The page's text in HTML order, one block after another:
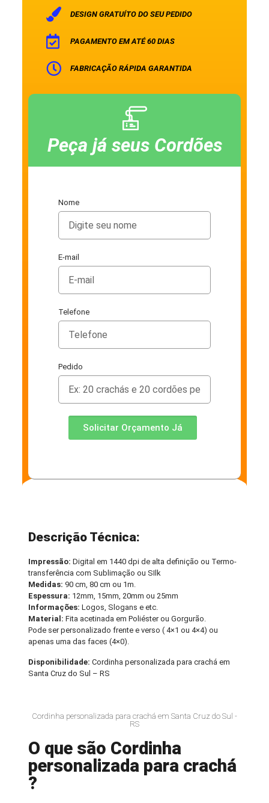
DESIGN GRATUÍTO DO SEU PEDIDO
PAGAMENTO EM ATÉ 60 DIAS
FABRICAÇÃO RÁPIDA GARANTIDA
Peça já seus Cordões
Nome
E-mail
Telefone
Pedido
Solicitar Orçamento Já
Descrição Técnica:
Impressão: Digital em 1440 dpi de alta definição ou Termo-
transferência com Sublimação ou SIlk
Medidas: 90 cm, 80 cm ou 1m.
Espessura: 12mm, 15mm, 20mm ou 25mm
Informações:Logos, Slogans e etc.
Material: Fita acetinada em Poliéster ou Gorgurão.
Pode ser personalizado frente e verso ( 4×1 ou 4×4) ou
apenas uma das faces (4×0).
Disponibilidade:Cordinha personalizada para crachá em
Santa Cruz do Sul – RS
Cordinha personalizada para crachá em Santa Cruz do Sul -
RS
O que são Cordinha
personalizada para crachá
?